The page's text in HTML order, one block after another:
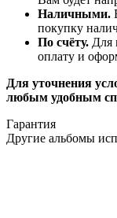
Наличными.
покупку
По счёту. Для
оплату и
Для уточнения
любым удобным
Гарантия
Другие альбомы